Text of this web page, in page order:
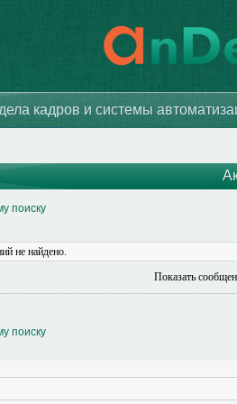
кадров и системы
поиску
не найдено.
Показать
поиску